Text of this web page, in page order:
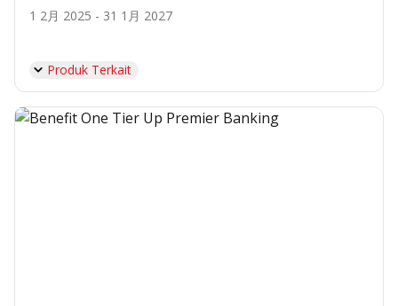
1 2月 2025 - 31 1月 2027
Produk Terkait